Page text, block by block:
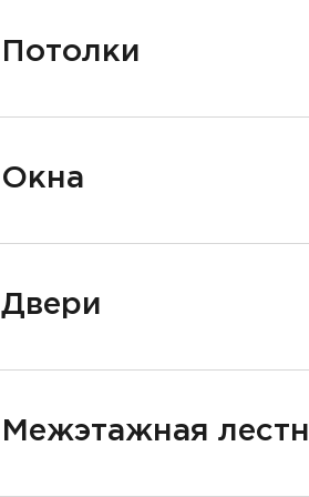
Потолки
Окна
Двери
Межэтажная